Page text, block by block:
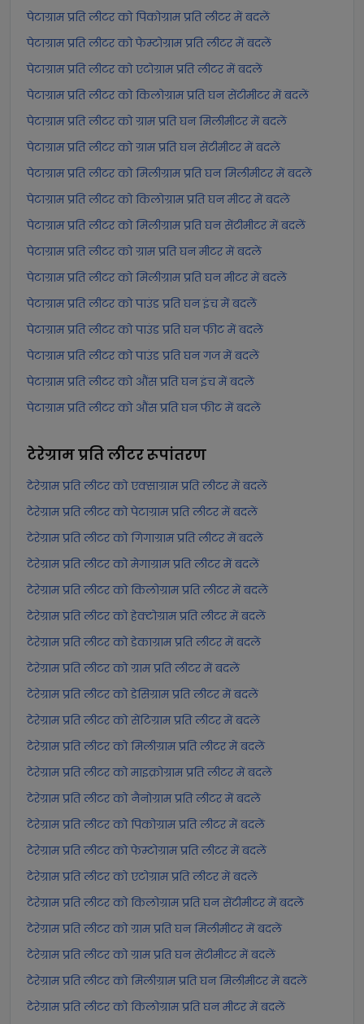
पेटाग्राम प्रति लीटर को पिकोग्राम प्रति लीटर में बदलें
पेटाग्राम प्रति लीटर को फेम्टोग्राम प्रति लीटर में बदलें
पेटाग्राम प्रति लीटर को एटोग्राम प्रति लीटर में बदलें
पेटाग्राम प्रति लीटर को किलोग्राम प्रति घन सेंटीमीटर में बदलें
पेटाग्राम प्रति लीटर को ग्राम प्रति घन मिलीमीटर में बदलें
पेटाग्राम प्रति लीटर को ग्राम प्रति घन सेंटीमीटर में बदलें
पेटाग्राम प्रति लीटर को मिलीग्राम प्रति घन मिलीमीटर में बदलें
पेटाग्राम प्रति लीटर को किलोग्राम प्रति घन मीटर में बदलें
पेटाग्राम प्रति लीटर को मिलीग्राम प्रति घन सेंटीमीटर में बदलें
पेटाग्राम प्रति लीटर को ग्राम प्रति घन मीटर में बदलें
पेटाग्राम प्रति लीटर को मिलीग्राम प्रति घन मीटर में बदलें
पेटाग्राम प्रति लीटर को पाउंड प्रति घन इंच में बदलें
पेटाग्राम प्रति लीटर को पाउंड प्रति घन फीट में बदलें
पेटाग्राम प्रति लीटर को पाउंड प्रति घन गज में बदलें
पेटाग्राम प्रति लीटर को औंस प्रति घन इंच में बदलें
पेटाग्राम प्रति लीटर को औंस प्रति घन फीट में बदलें
टेरेग्राम प्रति लीटररूपांतरण
टेरेग्राम प्रति लीटर को एक्साग्राम प्रति लीटर में बदलें
टेरेग्राम प्रति लीटर को पेटाग्राम प्रति लीटर में बदलें
टेरेग्राम प्रति लीटर को गिगाग्राम प्रति लीटर में बदलें
टेरेग्राम प्रति लीटर को मेगाग्राम प्रति लीटर में बदलें
टेरेग्राम प्रति लीटर को किलोग्राम प्रति लीटर में बदलें
टेरेग्राम प्रति लीटर को हेक्टोग्राम प्रति लीटर में बदलें
टेरेग्राम प्रति लीटर को डेकाग्राम प्रति लीटर में बदलें
टेरेग्राम प्रति लीटर को ग्राम प्रति लीटर में बदलें
टेरेग्राम प्रति लीटर को डेसिग्राम प्रति लीटर में बदलें
टेरेग्राम प्रति लीटर को सेंटिग्राम प्रति लीटर में बदलें
टेरेग्राम प्रति लीटर को मिलीग्राम प्रति लीटर में बदलें
टेरेग्राम प्रति लीटर को माइक्रोग्राम प्रति लीटर में बदलें
टेरेग्राम प्रति लीटर को नैनोग्राम प्रति लीटर में बदलें
टेरेग्राम प्रति लीटर को पिकोग्राम प्रति लीटर में बदलें
टेरेग्राम प्रति लीटर को फेम्टोग्राम प्रति लीटर में बदलें
टेरेग्राम प्रति लीटर को एटोग्राम प्रति लीटर में बदलें
टेरेग्राम प्रति लीटर को किलोग्राम प्रति घन सेंटीमीटर में बदलें
टेरेग्राम प्रति लीटर को ग्राम प्रति घन मिलीमीटर में बदलें
टेरेग्राम प्रति लीटर को ग्राम प्रति घन सेंटीमीटर में बदलें
टेरेग्राम प्रति लीटर को मिलीग्राम प्रति घन मिलीमीटर में बदलें
टेरेग्राम प्रति लीटर को किलोग्राम प्रति घन मीटर में बदलें